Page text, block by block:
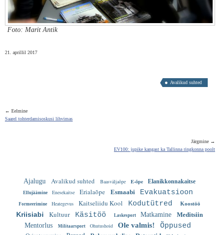
Foto: Marit Antik
21. aprillil 2017
Avalikud suhted
← Eelmine
Saarel tohterdamisoskusi lihvimas
Järgmine →
EV100: jupike kangast ka Tallinna ringkonna poolt
Ajalugu Avalikud suhted Baasväljaõpe E-õpe Elanikkonnakaitse
Ellujäämine Enesekaitse Erialaõpe Esmaabi Evakuatsioon
Formeerimine Heategevus Kaitseliidu Kool Kodutütred Koostöö
Kriisiabi Kultuur Käsitöö Laskesport Matkamine
Meditsiin
Mentorlus
Militaarsport Ohutushoid Ole valmis! Õppused